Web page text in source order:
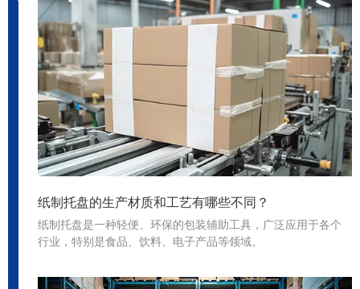
行业动态
纸制托盘的生产材质和工艺有哪些不同？
纸制托盘是一种轻便、环保的包装辅助工具，广泛应用于各个
行业，特别是食品、饮料、电子产品等领域。